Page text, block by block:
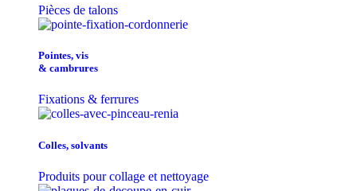
Pièces de talons
Pointes, vis
& cambrures
Fixations & ferrures
Colles, solvants
Produits pour collage et nettoyage